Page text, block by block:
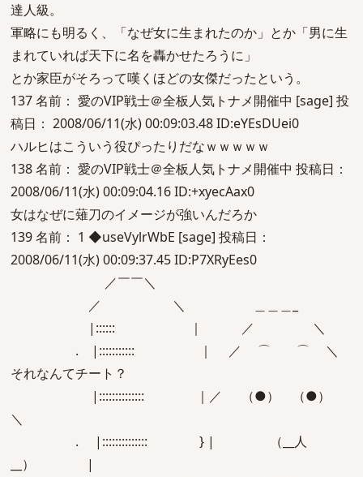
達人級。
軍略にも明るく、「なぜ女に生まれたのか」とか「男に生
まれていれば天下に名を轟かせたろうに」
とか家臣がそろって嘆くほどの女傑だったという。
137 名前： 愛のVIP戦士＠全板人気トナメ開催中 [sage] 投
稿日： 2008/06/11(水) 00:09:03.48 ID:eYEsDUei0
ハルヒはこういう役ぴったりだなｗｗｗｗｗ
138 名前： 愛のVIP戦士＠全板人気トナメ開催中 投稿日：
2008/06/11(水) 00:09:04.16 ID:+xyecAax0
女はなぜに薙刀のイメージが強いんだろか
139 名前： 1 ◆useVylrWbE [sage] 投稿日：
2008/06/11(水) 00:09:37.45 ID:P7XRyEes0
／￣￣＼
／ ＼ ＿＿＿_
|:::::: ｜ ／ ＼
. |::::::::::: ｜ ／ ⌒ ⌒ ＼
それなんてチート？
|:::::::::::::: ｜／ （●） （●）
＼
. |:::::::::::::: } | （__人
__） |